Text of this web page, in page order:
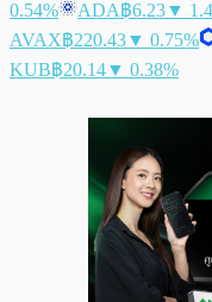
0.54%
ADA฿6.23▼
AVAX฿220.43▼ 0.75%
KUB฿20.14▼ 0.38%